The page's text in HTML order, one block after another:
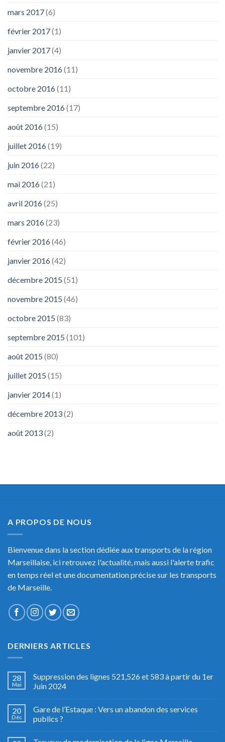
mars 2017(6)
février 2017(1)
janvier 2017(4)
novembre 2016(11)
octobre 2016(11)
septembre 2016(17)
août 2016(15)
juillet 2016(19)
juin 2016(22)
mai 2016(21)
avril 2016(25)
mars 2016(23)
février 2016(46)
janvier 2016(42)
décembre 2015 (51)
novembre 2015 (46)
octobre 2015 (83)
septembre 2015 (101)
août 2015 (80)
juillet 2015 (15)
janvier 2014(1)
décembre 2013(2)
août 2013(2)
A PROPOS DE NOUS
Bienvenue dans la section dédiée aux transports de la région
Marseillaise, ici retrouvez l'actualité, mais aussi l'alerte trafic
en temps réel et une documentation précise sur les transports
de Marseille.
DERNIERS ARTICLES
28
Mai
Suppression des lignes 521,526 et 583 à partir du 1er
Juin 2024
20
Déc
Gare de l’Estaque : Vers un abandon des services
publics ?